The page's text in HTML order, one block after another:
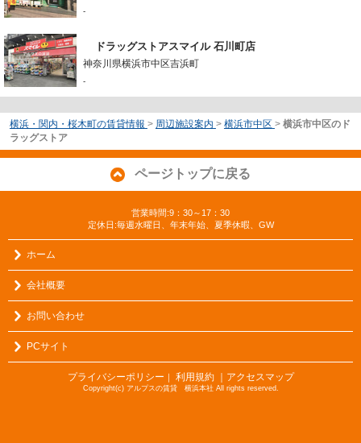
-
ドラッグストアスマイル 石川町店
神奈川県横浜市中区吉浜町
-
横浜・関内・桜木町の賃貸情報 > 周辺施設案内 > 横浜市中区 > 横浜市中区のド
ラッグストア
ページトップに戻る
営業時間:9：30～17：30
定休日:毎週水曜日、年末年始、夏季休暇、GW
ホーム
会社概要
お問い合わせ
PCサイト
プライバシーポリシー ｜ 利用規約 ｜アクセスマップ
Copyright(c) アルプスの賃貸 横浜本社 All rights reserved.